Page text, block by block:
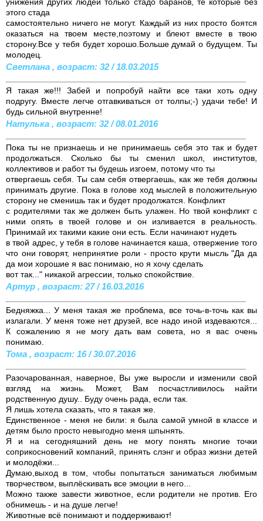
этого стада
самостоятельно ничего не могут. Каждый из них просто боятся
оказаться на твоем месте,поэтому и блеют вместе в твою
сторону.Все у тебя будет хорошо.Больше думай о будущем. Ты
молодец.
Светлана , возраст: 32 / 18.03.2015
Я такая же!!! Забей и попробуй найти все таки хоть одну
подругу. Вместе легче отгавкиваться от толпы;-) удачи тебе! И
будь сильной внутренне!
Натулька , возраст: 32 / 08.01.2016
Пока ты не признаешь и не принимаешь себя это так и будет
продолжаться. Сколько бы ты сменил школ, институтов,
коллективов и работ ты будешь изгоем, потому что ты
отвергаешь себя. Ты сам себя отвергаешь, как же тебя должны
принимать другие. Пока в голове ход мыслей в положительную
сторону не сменишь так и будет продолжатся. Конфликт
с родителями так же должен быть улажен. Но твой конфликт с
ними опять в твоей голове и он изливается в реальность.
Принимай их такими какие они есть. Если начинают нудеть
в твой адрес, у тебя в голове начинается каша, отвержение того
что они говорят, непринятие роли - просто крути мысль "Да да
да мои хорошие я вас понимаю, но я хочу сделать
вот так..." никакой агрессии, только спокойствие.
Артур , возраст: 27 / 16.03.2016
Бедняжка... У меня такая же проблема, все точь-в-точь как вы
излагали. У меня тоже нет друзей, все надо иной издеваются...
К сожалению я не могу дать вам совета, но я вас очень
понимаю.
Тома , возраст: 16 / 30.07.2016
Разочарованная, наверное, Вы уже выросли и изменили свой
взгляд на жизнь. Может, Вам посчастливилось найти
родственную душу.. Буду очень рада, если так.
Я лишь хотела сказать, что я такая же.
Единственное - меня не били: я была самой умной в классе и
детям было просто невыгодно меня шпынять.
Я и на сегодняшний день не могу понять многие точки
соприкосновений компаний, принять слэнг и образ жизни детей
и молодёжи...
Думаю,выход в том, чтобы попытаться заниматься любимым
творчеством, выплёскивать все эмоции в него...
Можно также завести животное, если родители не против. Его
обнимешь - и на душе легче!
Животные всё понимают и поддерживают!